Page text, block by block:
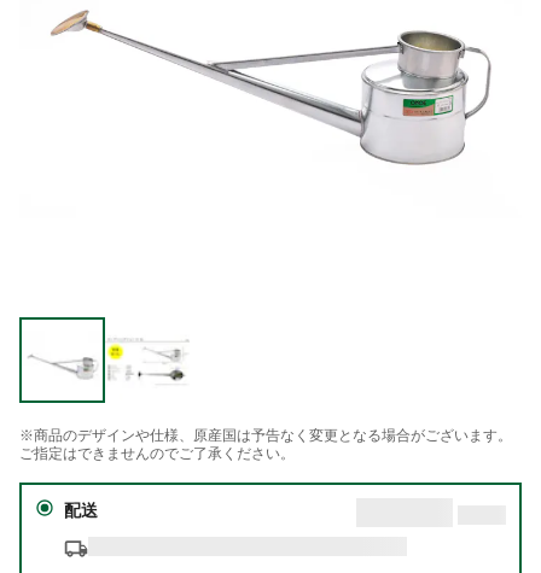
※商品のデザインや仕様、原産国は予告なく変更となる場合がございます。
ご指定はできませんのでご了承ください。
配送